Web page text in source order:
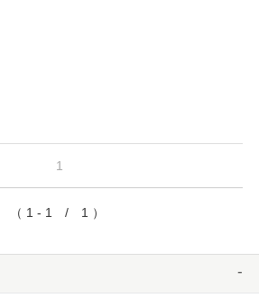
1
（ 1 - 1 / 1 ）